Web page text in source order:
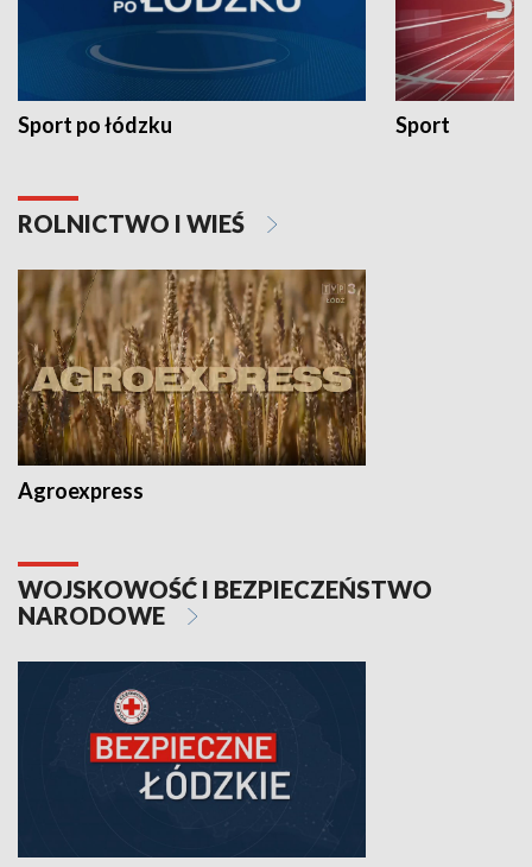
Sport po łódzku Sport
ROLNICTWO I WIEŚ
Agroexpress
WOJSKOWOŚĆ I BEZPIECZEŃSTWO
NARODOWE